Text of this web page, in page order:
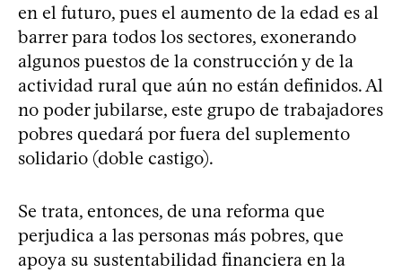
en el futuro, pues el aumento de la edad es al
barrer para todos los sectores, exonerando
algunos puestos de la construcción y de la
actividad rural que aún no están definidos. Al
no poder jubilarse, este grupo de trabajadores
pobres quedará por fuera del suplemento
solidario (doble castigo).
Se trata, entonces, de una reforma que
perjudica a las personas más pobres, que
apoya su sustentabilidad financiera en la